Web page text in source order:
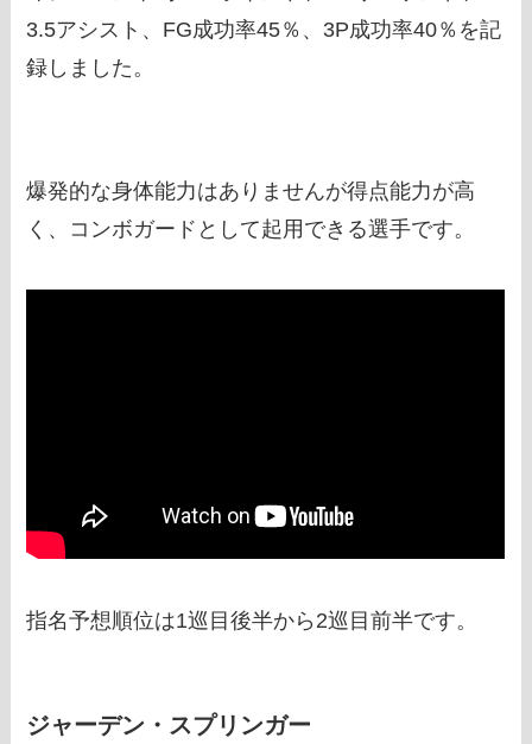
3.5アシスト、FG成功率45％、3P成功率40％を記
録しました。
爆発的な身体能力はありませんが得点能力が高
く、コンボガードとして起用できる選手です。
指名予想順位は1巡目後半から2巡目前半です。
ジャーデン・スプリンガー